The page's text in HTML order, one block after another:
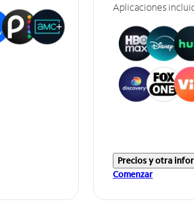
Aplicaciones
Precios y otra
Comenzar